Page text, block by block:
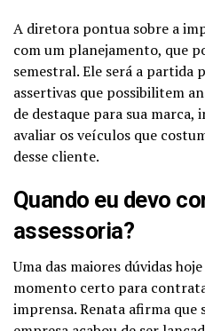
A diretora pontua sobre a
com um planejamento, que
semestral. Ele será a partida
assertivas que possibilitem
de destaque para sua marca,
avaliar os veículos que
desse cliente.
Quando eu devo
assessoria?
Uma das maiores dúvidas
momento certo para
imprensa. Renata afirma que